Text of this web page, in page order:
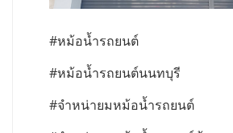
#หม้อน้ำรถยนต์
#หม้อน้ำรถยนต์นนทบุรี
#จำหน่ายมหม้อน้ำรถยนต์